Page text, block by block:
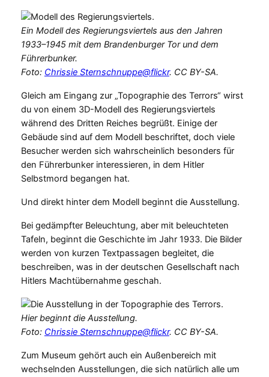
Ein Modell des Regierungsviertels aus den Jahren
1933–1945 mit dem Brandenburger Tor und dem
Führerbunker.
Foto: Chrissie Sternschnuppe@flickr. CC BY-SA.
Gleich am Eingang zur „Topographie des Terrors“ wirst
du von einem 3D-Modell des Regierungsviertels
während des Dritten Reiches begrüßt. Einige der
Gebäude sind auf dem Modell beschriftet, doch viele
Besucher werden sich wahrscheinlich besonders für
den Führerbunker interessieren, in dem Hitler
Selbstmord begangen hat.
Und direkt hinter dem Modell beginnt die Ausstellung.
Bei gedämpfter Beleuchtung, aber mit beleuchteten
Tafeln, beginnt die Geschichte im Jahr 1933. Die Bilder
werden von kurzen Textpassagen begleitet, die
beschreiben, was in der deutschen Gesellschaft nach
Hitlers Machtübernahme geschah.
Hier beginnt die Ausstellung.
Foto: Chrissie Sternschnuppe@flickr. CC BY-SA.
Zum Museum gehört auch ein Außenbereich mit
wechselnden Ausstellungen, die sich natürlich alle um